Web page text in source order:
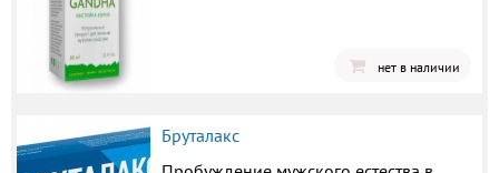
нет в наличии
Бруталакс